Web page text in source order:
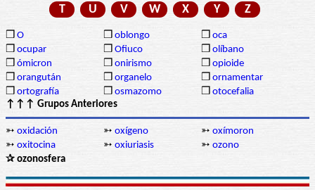
T
U V W X Y Z
❒ O ❒ oblongo ❒ oca
❒ ocupar ❒ Ofiuco ❒ olíbano
❒ ómicron ❒ onirismo ❒ opioide
❒ orangután ❒ organelo ❒ ornamentar
❒ ortografía ❒ osmazomo ❒ otocefalia
↑↑↑ Grupos Anteriores
➳ oxidación ➳ oxígeno ➳ oxímoron
➳ oxitocina ➳ oxiuriasis ➳ ozono
✰ ozonosfera